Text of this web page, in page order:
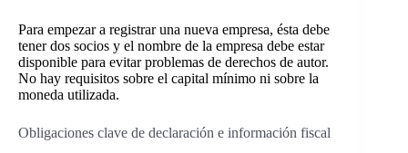
Para empezar a registrar una nueva empresa, ésta debe
tener dos socios y el nombre de la empresa debe estar
disponible para evitar problemas de derechos de autor.
No hay requisitos sobre el capital mínimo ni sobre la
moneda utilizada.
Obligaciones clave de declaración e información fiscal